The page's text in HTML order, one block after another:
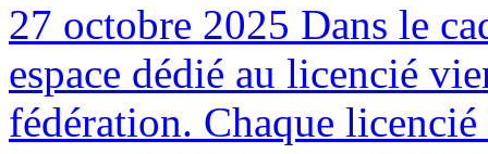
27 octobre 2025 Dans le
espace dédié au licencié
fédération. Chaque